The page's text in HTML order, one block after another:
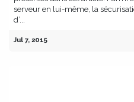
serveur en lui-même, la
d’...
Jul 7, 2015